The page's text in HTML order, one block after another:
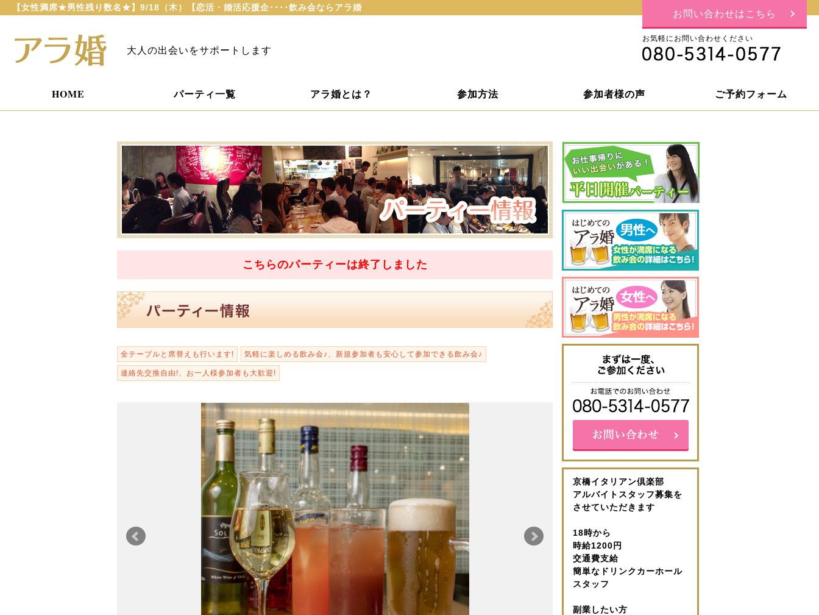
【女性満席★男性残り数名★】9/18（木）【恋活・婚活応援企････飲み会ならアラ婚
大人の出会いをサポートします
お問い合わせはこちら
お気軽にお問い合わせください
HOME パーティ一覧 アラ婚とは？ 参加方法 参加者様の声 ご予約フォーム
こちらのパーティーは終了 しました
全テーブルと席替えも行います! 気軽に楽しめる飲み会♪、新規参加者も安心して参加できる飲み会♪
連絡先交換自由!、お一人様参加者も大歓迎!
京橋イタリアン倶楽部
アルバイトスタッフ募集を
させていただきます
18時から
時給1200円
交通費支給
簡単なドリンクカーホール
スタッフ
副業したい方